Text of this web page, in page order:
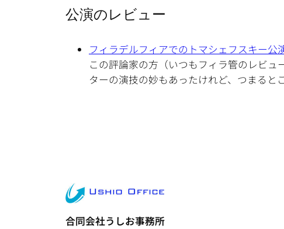
公演のレビュー
フィラデルフィアでのトマシェフスキー公
この評論家の方（いつもフィラ管のレビ
ターの演技の妙もあったけれど、つまると
合同会社うしお事務所